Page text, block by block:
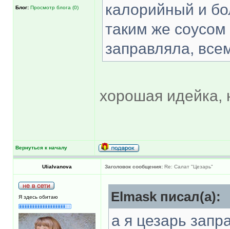
Блог: Просмотр блога (0)
калорийный и
таким же
заправляла,
хорошая идейка,
Вернуться к началу
UliaIvanova Заголовок сообщения: Re: Салат "Цезарь"
Я здесь обитаю Elmask писал(а):
а я цезарь